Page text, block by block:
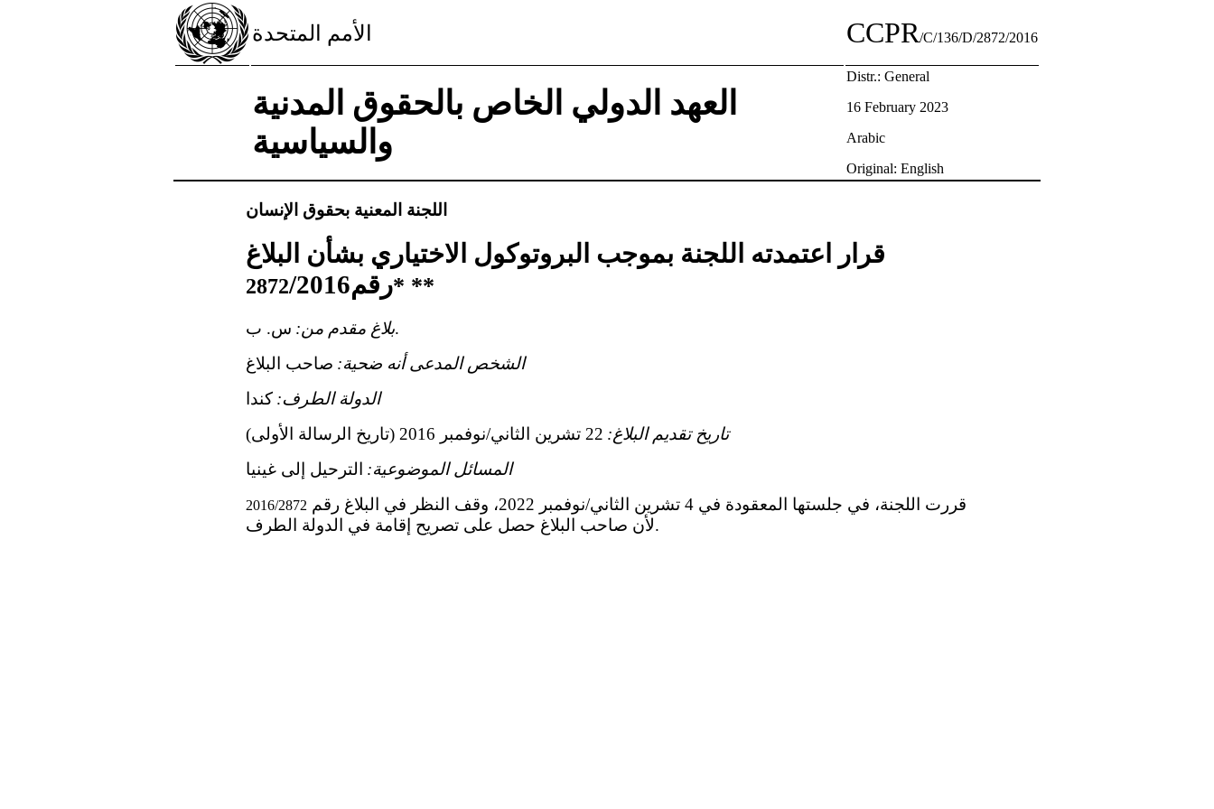
الأمم المتحدة CCPR/C/136/D/2872/2016
العهد الدولي الخاص بالحقوق المدنية
والسياسية
Distr.: General
16 February 2023
Arabic
Original: English
اللجنة المعنية بحقوق الإنسان
قرار اعتمدته اللجنة بموجب البروتوكول الاختياري بشأن البلاغ
رقم
2872/2016 * **
بلاغ مقدم من:س. ب.
الشخص المدعى أنه ضحية: صاحب البلاغ
الدولة الطرف: كندا
تاريخ تقديم البلاغ: 22 تشرين الثاني/نوفمبر 2016 (تاريخ الرسالة الأولى)
المسائل الموضوعية: الترحيل إلى غينيا
قررت اللجنة، في جلستها المعقودة في 4 تشرين الثاني/نوفمبر 2022، وقف النظر في البلاغ رقم
2016/2872
لأن صاحب البلاغ حصل على تصريح إقامة في الدولة الطرف.